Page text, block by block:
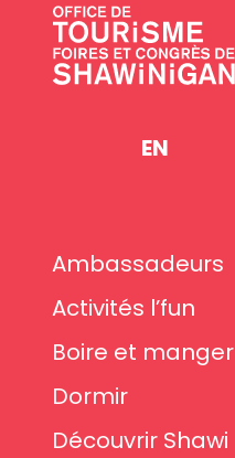
EN
Ambassadeurs
Activités l’fun
Boire et manger
Dormir
Découvrir Shawi